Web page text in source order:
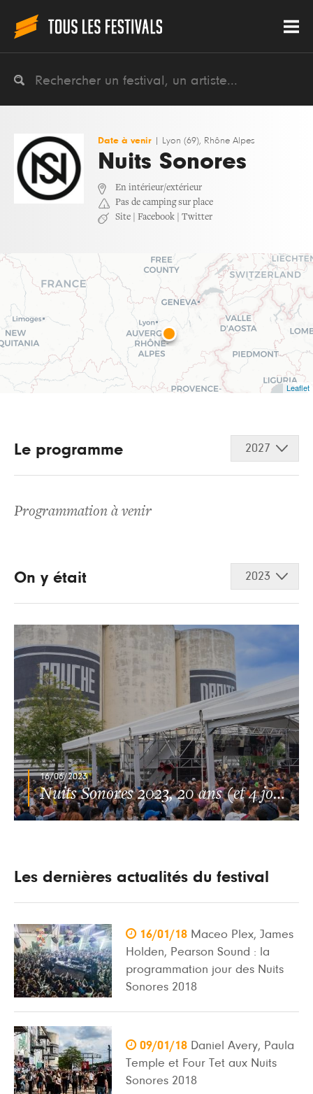
Date à venir Lyon (69), Rhône Alpes
Nuits Sonores
En intérieur/extérieur
Pas de camping sur place
Site
Facebook Twitter
Leaflet
Le programme 2027
Programmation à venir
On y était 2023
16/06/2023
Nuits Sonores 2023, 20 ans (et 4 jours) sans dormir
Les dernières actualités du festival
 16/01/18 Maceo Plex, James
Holden, Pearson Sound : la
programmation jour des Nuits
Sonores 2018
 09/01/18 Daniel Avery, Paula
Temple et Four Tet aux Nuits
Sonores 2018